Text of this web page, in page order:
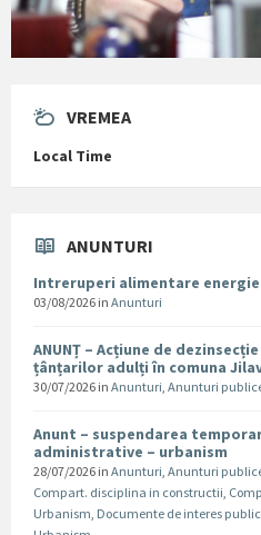
VREMEA
Local Time
ANUNTURI
Intreruperi alimentare
03/08/2026 in Anunturi
ANUNȚ – Acțiune de
țânțarilor adulți în comuna
30/07/2026 in Anunturi, Anunturi
Anunt – suspendarea
administrative – urbanism
28/07/2026 in Anunturi, Anunturi
Compart. disciplina in constructii,
Urbanism, Documente de interes public